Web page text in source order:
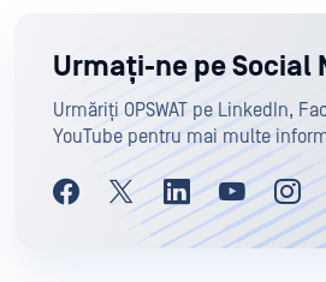
Urmați-ne pe Social
Urmăriți OPSWAT pe LinkedIn,
YouTube pentru mai multe